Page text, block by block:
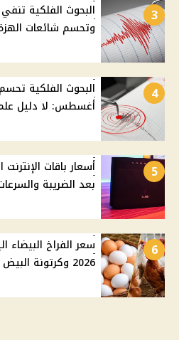
3
البحوث الفلكية
وتحسم شائعات
4
أغسطس: لا دليل
5
بعد الضريبة
6
2026 وكرتونة البيض بعد استقرار الأسواق